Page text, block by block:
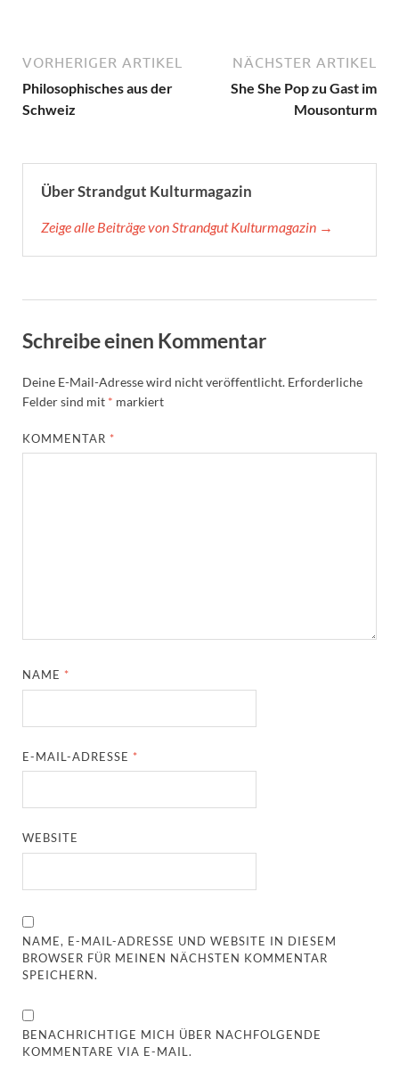
VORHERIGER ARTIKEL
Philosophisches aus der
Schweiz
NÄCHSTER ARTIKEL
She She Pop zu Gast im
Mousonturm
Über Strandgut Kulturmagazin
Zeige alle Beiträge von Strandgut Kulturmagazin →
Schreibe einen Kommentar
Deine E-Mail-Adresse wird nicht veröffentlicht. Erforderliche
Felder sind mit * markiert
KOMMENTAR *
NAME *
E-MAIL-ADRESSE *
WEBSITE
NAME, E-MAIL-ADRESSE UND WEBSITE IN DIESEM
BROWSER FÜR MEINEN NÄCHSTEN KOMMENTAR
SPEICHERN.
BENACHRICHTIGE MICH ÜBER NACHFOLGENDE
KOMMENTARE VIA E-MAIL.